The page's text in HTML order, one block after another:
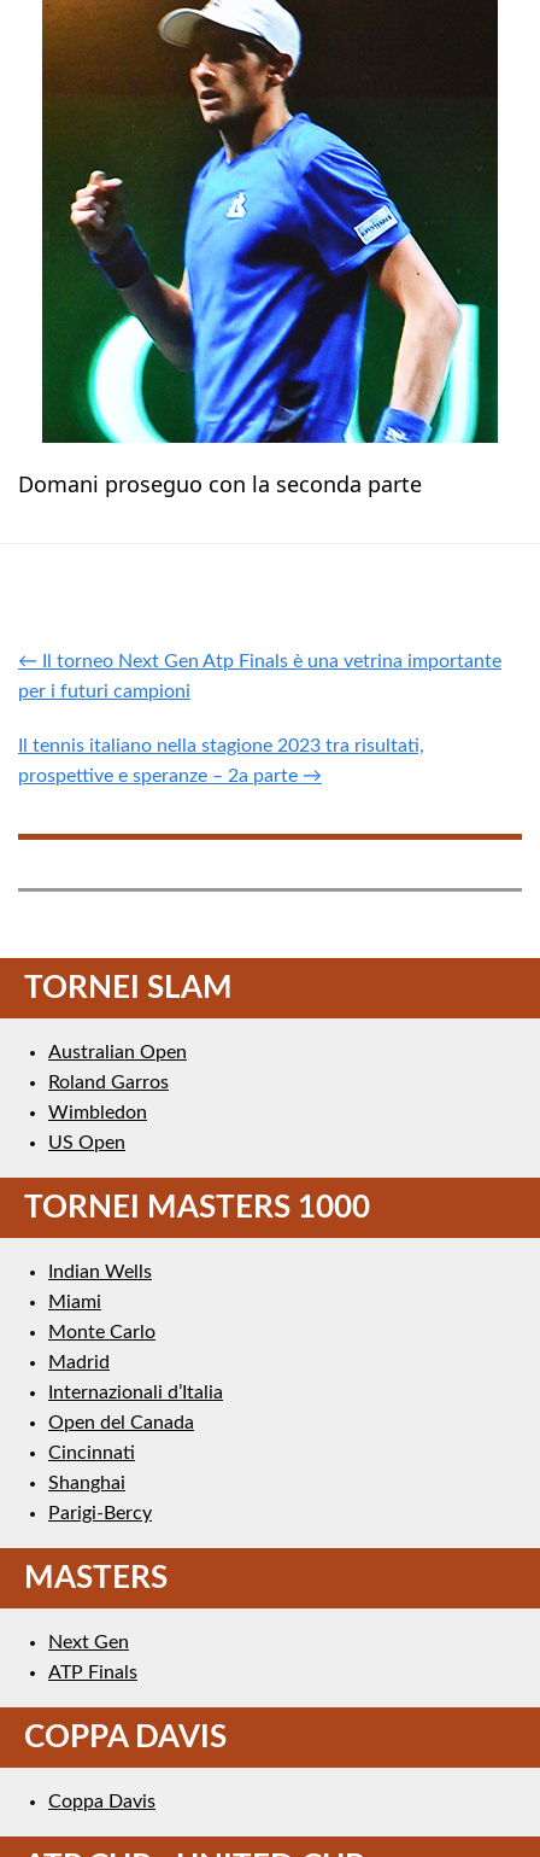
Domani proseguo con la seconda parte
← Il torneo Next Gen Atp Finals è una vetrina importante
per i futuri campioni
Il tennis italiano nella stagione 2023 tra risultati,
prospettive e speranze – 2a parte →
TORNEI SLAM
Australian Open
Roland Garros
Wimbledon
US Open
TORNEI MASTERS 1000
Indian Wells
Miami
Monte Carlo
Madrid
Internazionali d’Italia
Open del Canada
Cincinnati
Shanghai
Parigi-Bercy
MASTERS
Next Gen
ATP Finals
COPPA DAVIS
Coppa Davis